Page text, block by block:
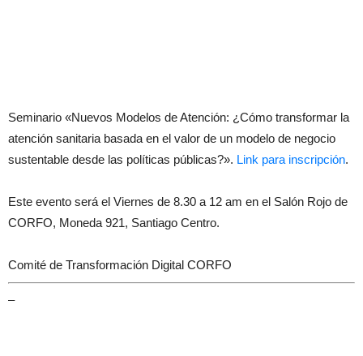
Seminario «Nuevos Modelos de Atención: ¿Cómo transformar la
atención sanitaria basada en el valor de un modelo de negocio
sustentable desde las políticas públicas?». Link para inscripción.
Este evento será el Viernes de 8.30 a 12 am en el Salón Rojo de
CORFO, Moneda 921, Santiago Centro.
Comité de Transformación Digital CORFO
–